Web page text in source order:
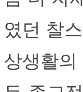
였던 찰
상생활